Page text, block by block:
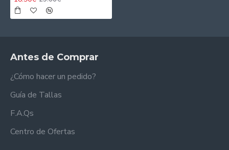
Antes de Comprar
¿Cómo hacer un pedido?
Guía de Tallas
F.A.Qs
Centro de Ofertas